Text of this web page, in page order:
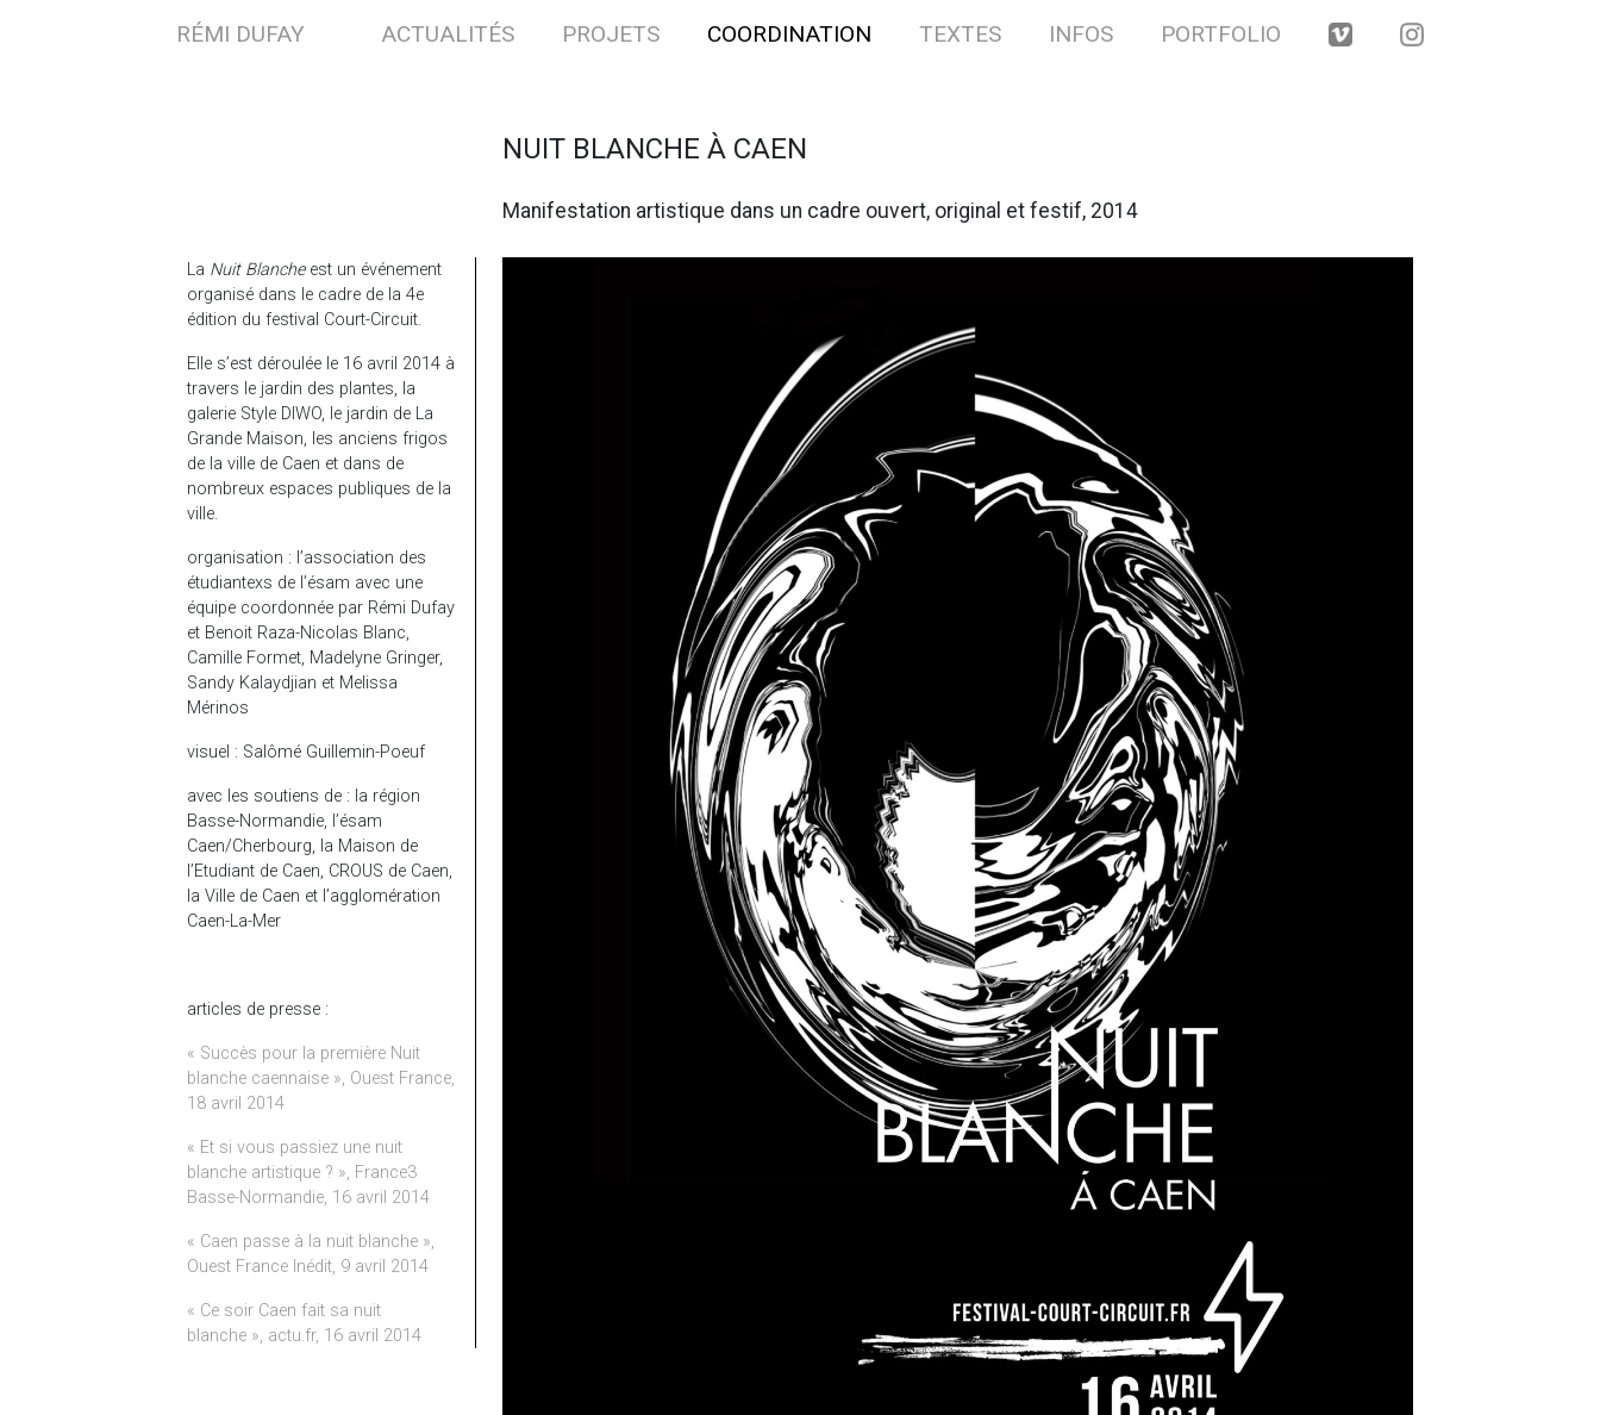
RÉMI DUFAY ACTUALITÉS PROJETS COORDINATION TEXTES INFOS PORTFOLIO V I
NUIT BLANCHE À CAEN
Manifestation artistique dans un cadre ouvert, original et festif, 2014
La Nuit Blancheest un événement
organisé dans le cadre de la 4e
édition du festival Court-Circuit.
Elle s’est déroulée le 16 avril 2014 à
travers le jardin des plantes, la
galerie Style DIWO, le jardin de La
Grande Maison, les anciens frigos
de la ville de Caen et dans de
nombreux espaces publiques de la
ville.
organisation : l’association des
étudiantexs de l’ésam avec une
équipe coordonnée par Rémi Dufay
et Benoit Raza-Nicolas Blanc,
Camille Formet, Madelyne Gringer,
Sandy Kalaydjian et Melissa
Mérinos
visuel : Salômé Guillemin-Poeuf
avec les soutiens de : la région
Basse-Normandie, l’ésam
Caen/Cherbourg, la Maison de
l’Etudiant de Caen, CROUS de Caen,
la Ville de Caen et l’agglomération
Caen-La-Mer
articles de presse :
« Succès pour la première Nuit
blanche caennaise », Ouest France,
18 avril 2014
« Et si vous passiez une nuit
blanche artistique ? », France3
Basse-Normandie, 16 avril 2014
« Caen passe à la nuit blanche »,
Ouest France Inédit, 9 avril 2014
« Ce soir Caen fait sa nuit
blanche », actu.fr, 16 avril 2014